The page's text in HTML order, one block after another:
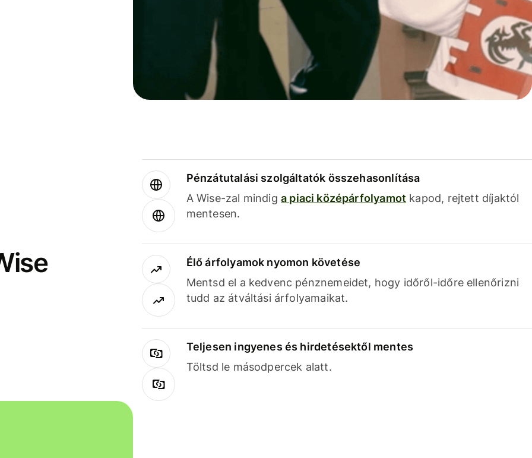
Pénzátutalási szolgáltatók összehasonlítása
A Wise-zal mindig a piaci középárfolyamot kapod, rejtett díjaktól
mentesen.
Élő árfolyamok nyomon követése
Mentsd el a kedvenc pénznemeidet, hogy időről-időre ellenőrizni
tudd az átváltási árfolyamaikat.
Teljesen ingyenes és hirdetésektől mentes
Töltsd le másodpercek alatt.